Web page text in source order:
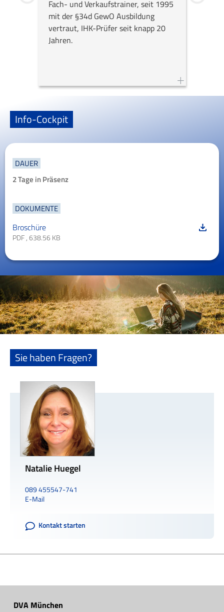
Fach- und Verkaufstrainer, seit 1995
mit der §34d GewO Ausbildung
vertraut, IHK-Prüfer seit knapp 20
Jahren.
Info-Cockpit
DAUER
2 Tage in Präsenz
DOKUMENTE
Broschüre
PDF , 638.56 KB
Sie haben Fragen?
Natalie Huegel
089 455547-741
E-Mail
Kontakt starten
DVA München